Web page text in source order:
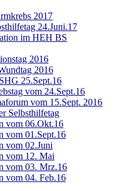
2017
24.Juni.17
im HEH BS
2016
2016
25.Sept.16
vom 24.Sept.16
vom 15.Sept. 2016
Selbsthilfetag
vom 06.Okt.16
vom 01.Sept.16
vom 02.Juni
vom 12. Mai
vom 03. Mrz.16
vom 04. Feb.16